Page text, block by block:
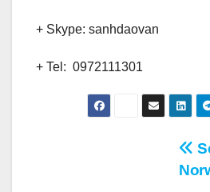
+ Skype: sanhdaovan
+ Tel: 0972111301